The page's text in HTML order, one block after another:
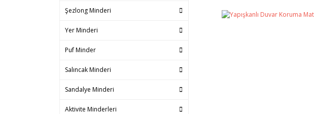
Şezlong Minderi
Yer Minderi
Puf Minder
Salıncak Minderi
Sandalye Minderi
Aktivite Minderleri